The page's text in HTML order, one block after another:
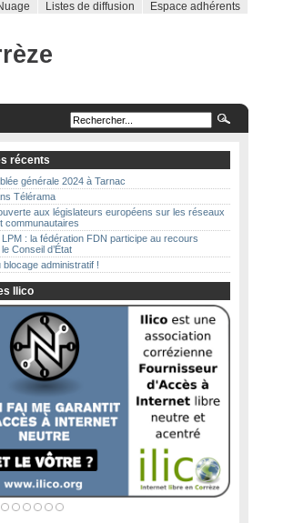
Listes de diffusion Espace adhérents
récents
générale 2024 à Tarnac
Télérama
aux législateurs européens sur les réseaux
communautaires
: la fédération FDN participe au recours
Conseil d’État
blocage administratif !
Ilico